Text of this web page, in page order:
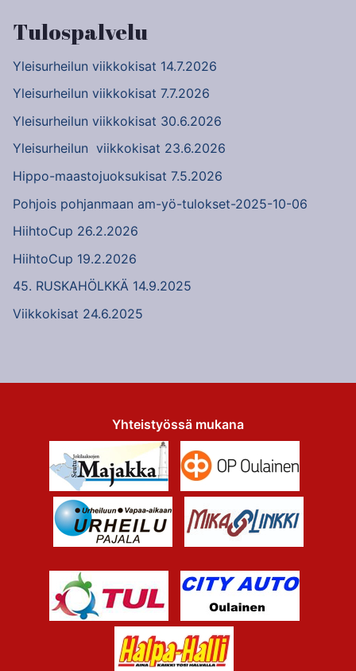
Tulospalvelu
Yleisurheilun viikkokisat 14.7.2026
Yleisurheilun viikkokisat 7.7.2026
Yleisurheilun viikkokisat 30.6.2026
Yleisurheilun viikkokisat 23.6.2026
Hippo-maastojuoksukisat 7.5.2026
Pohjois pohjanmaan am-yö-tulokset-2025-10-06
HiihtoCup 26.2.2026
HiihtoCup 19.2.2026
45. RUSKAHÖLKKÄ 14.9.2025
Viikkokisat 24.6.2025
Yhteistyössä mukana